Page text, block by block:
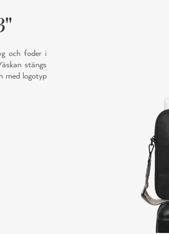
och foder i
stängs
med logotyp